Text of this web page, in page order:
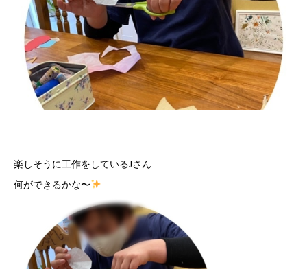
楽しそうに工作をしているJさん
何ができるかな〜